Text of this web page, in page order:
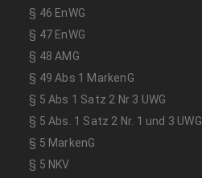
§ 46 EnWG
§ 47 EnWG
§ 48 AMG
§ 49 Abs 1 MarkenG
§ 5 Abs 1 Satz 2 Nr 3 UWG
§ 5 Abs. 1 Satz 2 Nr. 1 und 3 UWG
§ 5 MarkenG
§ 5 NKV